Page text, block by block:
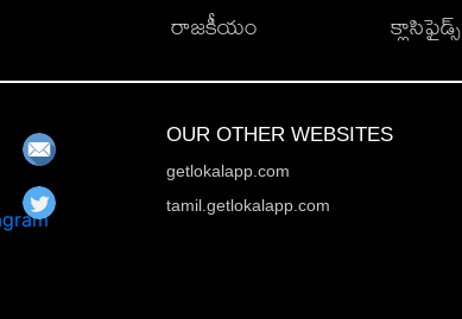
రాజకీయం
క్లాసిఫైడ్స్
OUR OTHER WEBSITES
getlokalapp.com
tamil.getlokalapp.com